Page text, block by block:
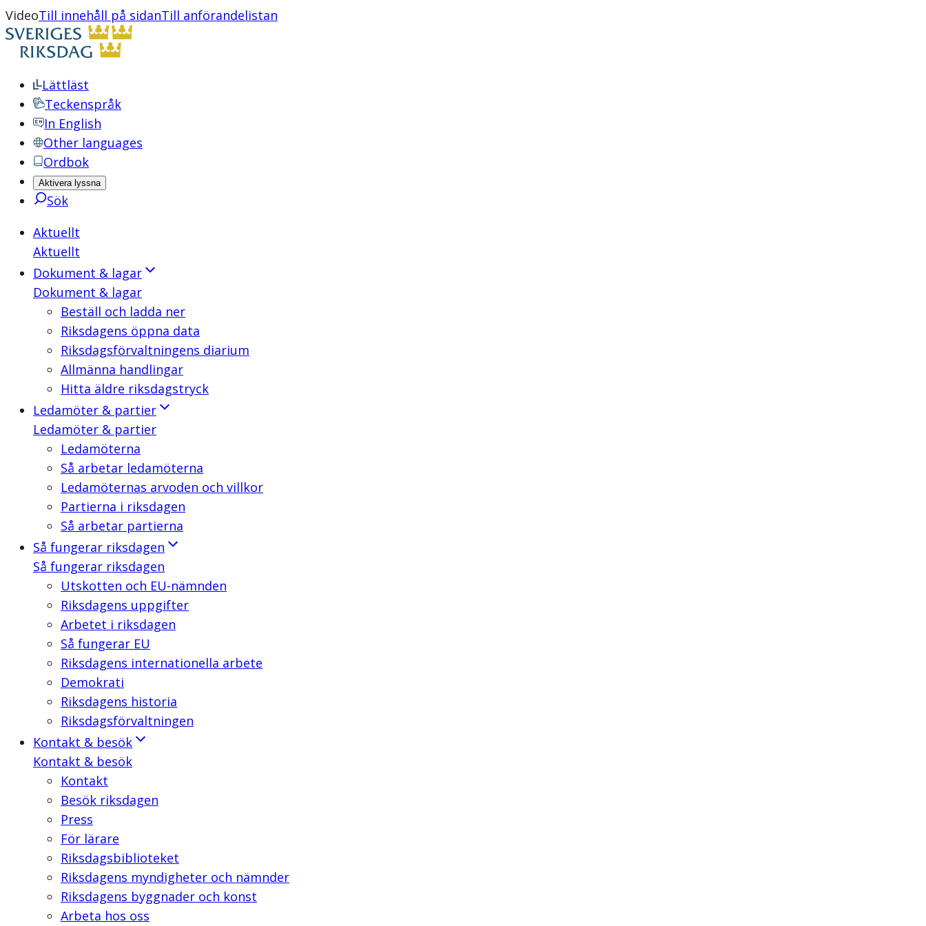
VideoTill innehåll på sidanTill anförandelistan
Lättläst
Teckenspråk
In English
Other languages
Ordbok
Aktivera lyssna
Sök
Aktuellt
Aktuellt
Dokument & lagar
Dokument & lagar
Beställ och ladda ner
Riksdagens öppna data
Riksdagsförvaltningens diarium
Allmänna handlingar
Hitta äldre riksdagstryck
Ledamöter & partier
Ledamöter & partier
Ledamöterna
Så arbetar ledamöterna
Ledamöternas arvoden och villkor
Partierna i riksdagen
Så arbetar partierna
Så fungerar riksdagen
Så fungerar riksdagen
Utskotten och EU-nämnden
Riksdagens uppgifter
Arbetet i riksdagen
Så fungerar EU
Riksdagens internationella arbete
Demokrati
Riksdagens historia
Riksdagsförvaltningen
Kontakt & besök
Kontakt & besök
Kontakt
Besök riksdagen
Press
För lärare
Riksdagsbiblioteket
Riksdagens myndigheter och nämnder
Riksdagens byggnader och konst
Arbeta hos oss